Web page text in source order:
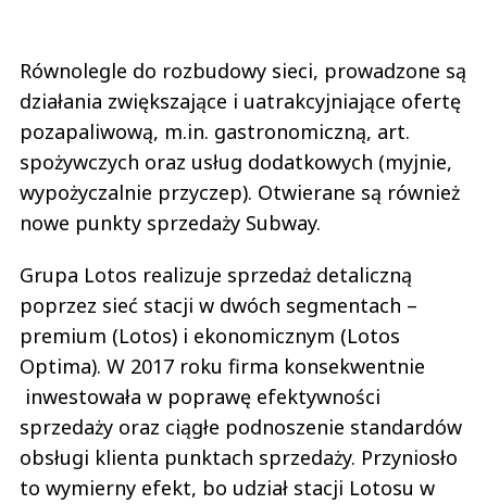
Równolegle do rozbudowy sieci, prowadzone są
działania zwiększające i uatrakcyjniające ofertę
pozapaliwową, m.in. gastronomiczną, art.
spożywczych oraz usług dodatkowych (myjnie,
wypożyczalnie przyczep). Otwierane są również
nowe punkty sprzedaży Subway.
Grupa Lotos realizuje sprzedaż detaliczną
poprzez sieć stacji w dwóch segmentach –
premium (Lotos) i ekonomicznym (Lotos
Optima). W 2017 roku firma konsekwentnie
inwestowała w poprawę efektywności
sprzedaży oraz ciągłe podnoszenie standardów
obsługi klienta punktach sprzedaży. Przyniosło
to wymierny efekt, bo udział stacji Lotosu w